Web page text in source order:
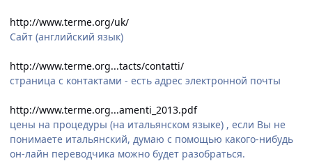
http://www.terme.org/uk/
Сайт (английский язык)
http://www.terme.org...tacts/contatti/
страница с контактами - есть адрес электронной почты
http://www.terme.org...amenti_2013.pdf
цены на процедуры (на итальянском языке) , если Вы не
понимаете итальянский, думаю с помощью какого-нибудь
он-лайн переводчика можно будет разобраться.